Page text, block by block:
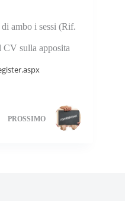
ambo i sessi (Rif.
CV sulla apposita
PROSSIMO